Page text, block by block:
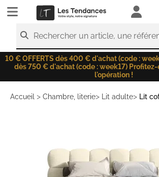
LesTendances.fr
Rechercher un article, une
10 € OFFERTS dès 400 € d'achat (code :
dès 750 € d'achat (code : week17)
l'opération !
Accueil > Chambre, literie> Lit adulte> Lit